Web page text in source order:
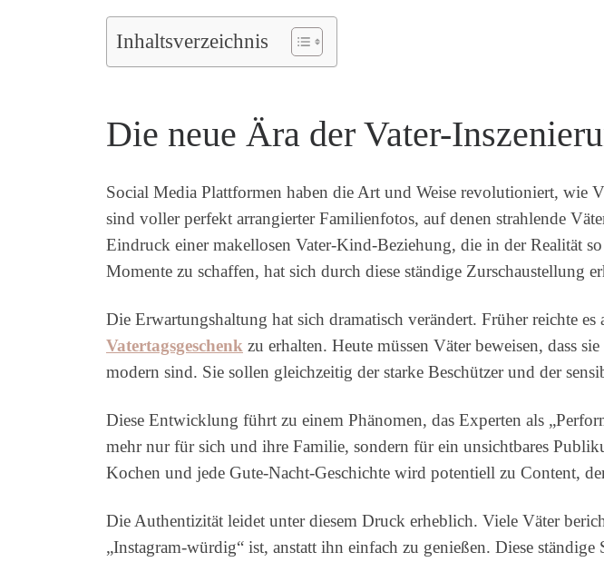
Inhaltsverzeichnis
Die neue Ära der Vater-
Social Media Plattformen haben die Art und Weise revolutioniert, wie
sind voller perfekt arrangierter Familienfotos, auf denen strahlende
Eindruck einer makellosen Vater-Kind-Beziehung, die in der Realität
Momente zu schaffen, hat sich durch diese ständige Zurschaustellung
Die Erwartungshaltung hat sich dramatisch verändert. Früher reichte
Vatertagsgeschenk zu erhalten. Heute müssen Väter beweisen, dass
modern sind. Sie sollen gleichzeitig der starke Beschützer und der
Diese Entwicklung führt zu einem Phänomen, das Experten als
mehr nur für sich und ihre Familie, sondern für ein unsichtbares
Kochen und jede Gute-Nacht-Geschichte wird potentiell zu Content,
Die Authentizität leidet unter diesem Druck erheblich. Viele Väter
„Instagram-würdig“ ist, anstatt ihn einfach zu genießen. Diese